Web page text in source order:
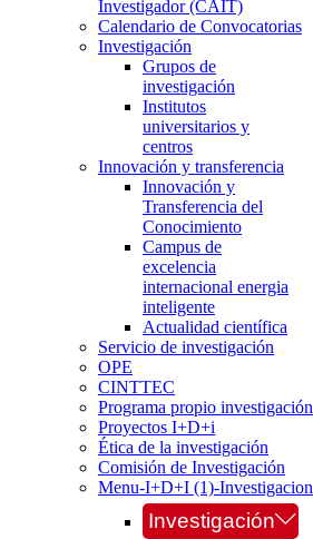
Investigador (CAIT)
Calendario de Convocatorias
Investigación
Grupos de
investigación
Institutos
universitarios y
centros
Innovación y transferencia
Innovación y
Transferencia del
Conocimiento
Campus de
excelencia
internacional energia
inteligente
Actualidad científica
Servicio de investigación
OPE
CINTTEC
Programa propio investigación
Proyectos I+D+i
Ética de la investigación
Comisión de Investigación
Menu-I+D+I (1)-Investigacion
Investigación